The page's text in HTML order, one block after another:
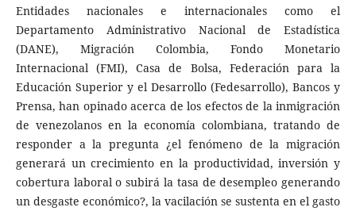
Entidades nacionales e internacionales como el
Departamento Administrativo Nacional de Estadística
(DANE), Migración Colombia, Fondo Monetario
Internacional (FMI), Casa de Bolsa, Federación para la
Educación Superior y el Desarrollo (Fedesarrollo), Bancos y
Prensa, han opinado acerca de los efectos de la inmigración
de venezolanos en la economía colombiana, tratando de
responder a la pregunta ¿el fenómeno de la migración
generará un crecimiento en la productividad, inversión y
cobertura laboral o subirá la tasa de desempleo generando
un desgaste económico?, la vacilación se sustenta en el gasto